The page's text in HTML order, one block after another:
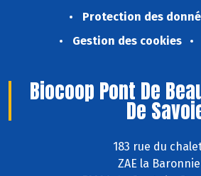
Protection des
Gestion des cookies
Biocoop Pont De
De
183 rue du
ZAE la Baronnie